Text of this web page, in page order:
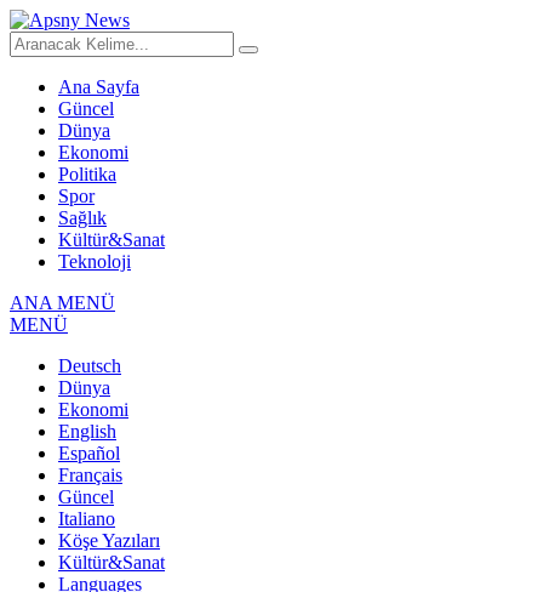
Ana Sayfa
Güncel
Dünya
Ekonomi
Politika
Spor
Sağlık
Kültür&Sanat
Teknoloji
ANA MENÜ
MENÜ
Deutsch
Dünya
Ekonomi
English
Español
Français
Güncel
Italiano
Köşe Yazıları
Kültür&Sanat
Languages